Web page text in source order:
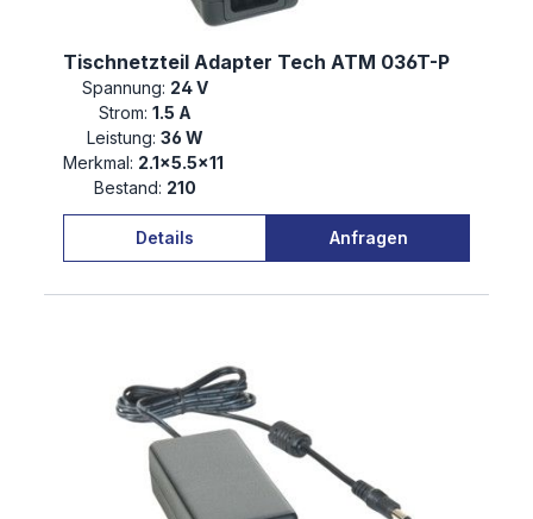
Tischnetzteil Adapter Tech ATM 036T-P
Spannung: 24 V
Strom: 1.5 A
Leistung: 36 W
Merkmal: 2.1×5.5×11
Bestand: 210
Details Anfragen